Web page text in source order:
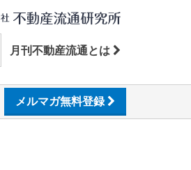
月刊不動産流通とは
メルマガ無料登録